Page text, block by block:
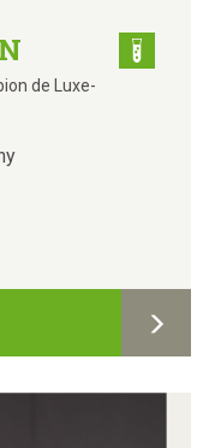
de Luxe-